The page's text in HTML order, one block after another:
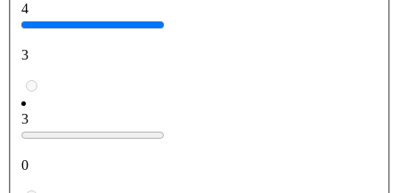
4
3
3
0